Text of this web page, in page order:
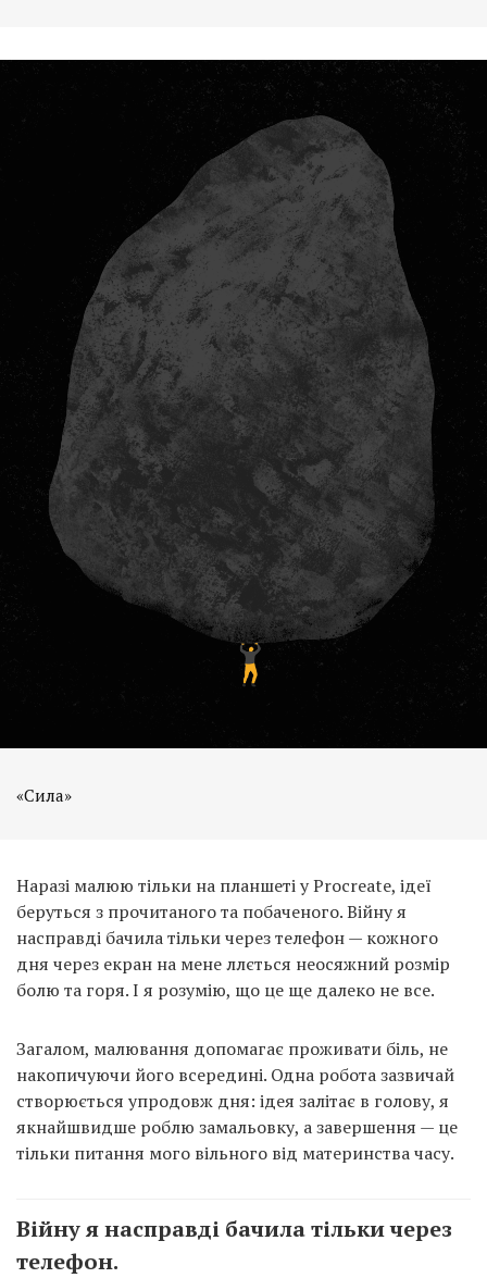
«Сила»
Наразі малюю тільки на планшеті у Procreate, ідеї
беруться з прочитаного та побаченого. Війну я
насправді бачила тільки через телефон — кожного
дня через екран на мене ллється неосяжний розмір
болю та горя. І я розумію, що це ще далеко не все.
Загалом, малювання допомагає проживати біль, не
накопичуючи його всередині. Одна робота зазвичай
створюється упродовж дня: ідея залітає в голову, я
якнайшвидше роблю замальовку, а завершення — це
тільки питання мого вільного від материнства часу.
Війну я насправді бачила тільки через
телефон.